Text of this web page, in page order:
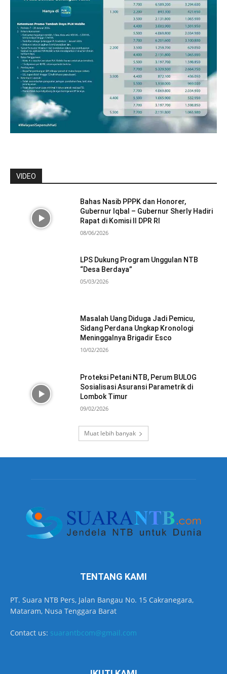
VIDEO
Bahas Nasib PPPK dan Honorer,
Gubernur Iqbal – Gubernur Sherly Hadiri
Rapat di Komisi II DPR RI
08/06/2026
LPS Dukung Program Unggulan NTB
“Desa Berdaya”
05/03/2026
Masalah Uang Diduga Jadi Pemicu,
Sidang Perdana Ungkap Kronologi
Meninggalnya Brigadir Esco
10/02/2026
Proteksi Petani NTB, Perum BULOG
Sosialisasi Asuransi Parametrik di
Lombok Timur
09/02/2026
Muat lebih banyak
TENTANG KAMI
PT. Suara NTB Pers, Jalan Bangau No. 15 Cakranegara,
Mataram, Nusa Tenggara Barat
Contact us: suarantbcom@gmail.com